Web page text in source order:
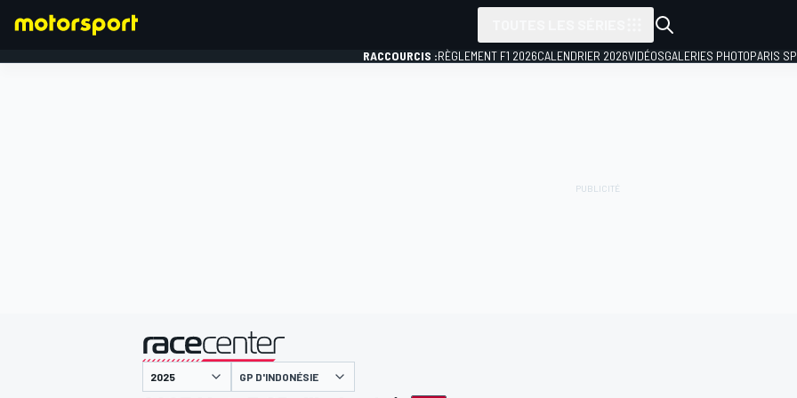
RACCOURCIS :RÈGLEMENT F1 2026CALENDRIER 2026VIDÉOSGALERIES PHOTOPARIS
présenté par
GP D'INDONÉSIE